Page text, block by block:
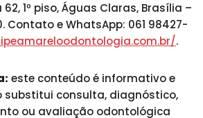
62, 1º piso, Águas Claras, Brasília –
Contato e WhatsApp: 061 98427-
.
este conteúdo é informativo e
substitui consulta, diagnóstico,
ou avaliação odontológica